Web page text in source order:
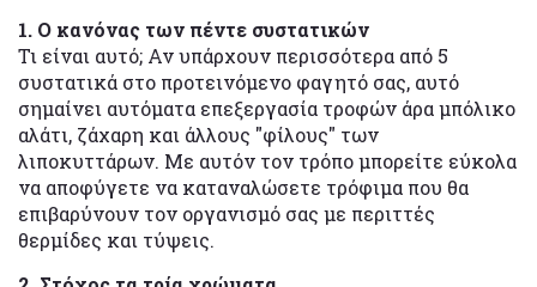
1. Ο κανόνας των πέντε συστατικών
Τι είναι αυτό; Αν υπάρχουν περισσότερα από 5
συστατικά στο προτεινόμενο φαγητό σας, αυτό
σημαίνει αυτόματα επεξεργασία τροφών άρα μπόλικο
αλάτι, ζάχαρη και άλλους "φίλους" των
λιποκυττάρων. Με αυτόν τον τρόπο μπορείτε εύκολα
να αποφύγετε να καταναλώσετε τρόφιμα που θα
επιβαρύνουν τον οργανισμό σας με περιττές
θερμίδες και τύψεις.